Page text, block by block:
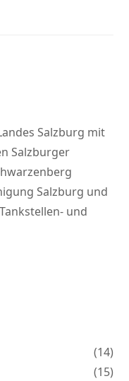
Salzburg mit
Salzburger
Salzburg und
und
(14)
(15)